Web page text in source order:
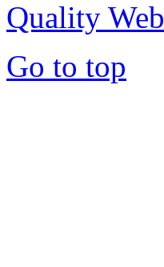
Quality Web
Go to top